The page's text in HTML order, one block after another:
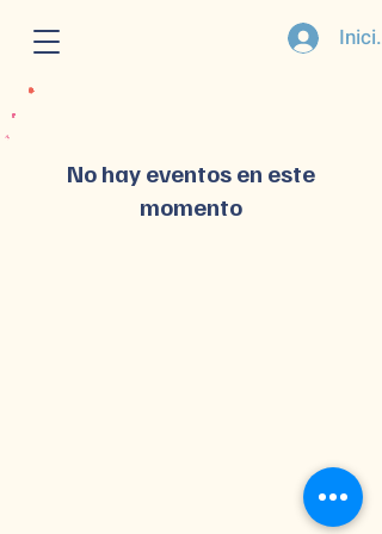
No hay eventos en este
momento